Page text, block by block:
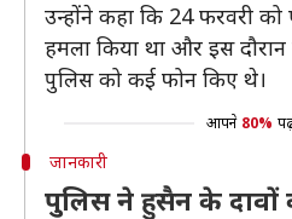
उन्होंने कहा कि 24 फरवरी
हमला किया था और इस
पुलिस को कई फोन किए थे।
आपने 80%
जानकारी
पुलिस ने हुसैन के दावों